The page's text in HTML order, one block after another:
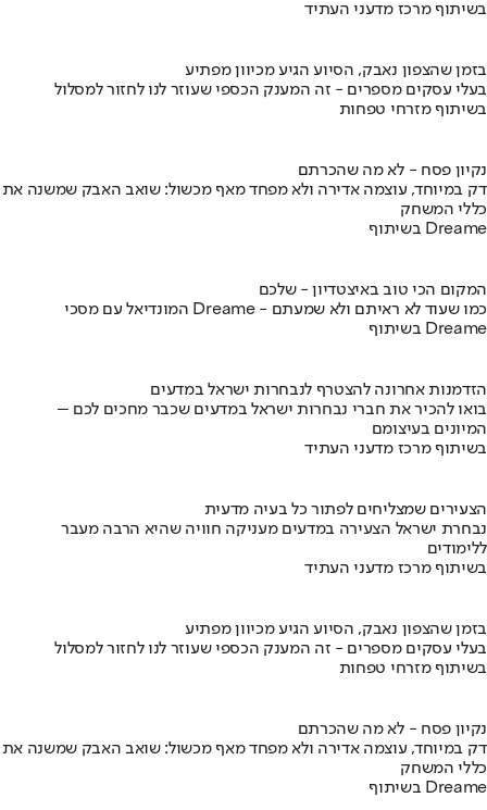
בשיתוף מרכז מדעני העתיד
בזמן שהצפון נאבק, הסיוע הגיע מכיוון מפתיע
בעלי עסקים מספרים - זה המענק הכספי שעוזר לנו לחזור למסלול
בשיתוף מזרחי טפחות
נקיון פסח - לא מה שהכרתם
דק במיוחד, עוצמה אדירה ולא מפחד מאף מכשול: שואב האבק שמשנה את
כללי המשחק
בשיתוף Dreame
המקום הכי טוב באיצטדיון - שלכם
המונדיאל עם מסכי Dreame - כמו שעוד לא ראיתם ולא שמעתם
בשיתוף Dreame
הזדמנות אחרונה להצטרף לנבחרות ישראל במדעים
בואו להכיר את חברי נבחרות ישראל במדעים שכבר מחכים לכם –
המיונים בעיצומם
בשיתוף מרכז מדעני העתיד
הצעירים שמצליחים לפתור כל בעיה מדעית
נבחרת ישראל הצעירה במדעים מעניקה חוויה שהיא הרבה מעבר
ללימודים
בשיתוף מרכז מדעני העתיד
בזמן שהצפון נאבק, הסיוע הגיע מכיוון מפתיע
בעלי עסקים מספרים - זה המענק הכספי שעוזר לנו לחזור למסלול
בשיתוף מזרחי טפחות
נקיון פסח - לא מה שהכרתם
דק במיוחד, עוצמה אדירה ולא מפחד מאף מכשול: שואב האבק שמשנה את
כללי המשחק
בשיתוף Dreame